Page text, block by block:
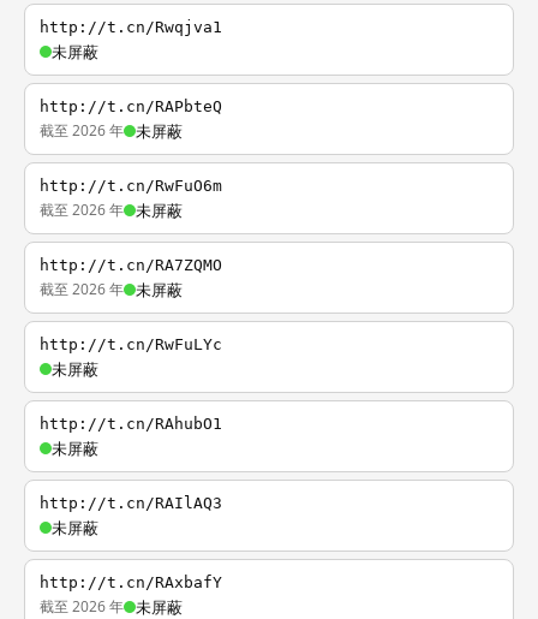
http://t.cn/Rwqjva1
未屏蔽
http://t.cn/RAPbteQ
截至 2026 年 未屏蔽
http://t.cn/RwFuO6m
截至 2026 年 未屏蔽
http://t.cn/RA7ZQMO
截至 2026 年 未屏蔽
http://t.cn/RwFuLYc
未屏蔽
http://t.cn/RAhubO1
未屏蔽
http://t.cn/RAIlAQ3
未屏蔽
http://t.cn/RAxbafY
截至 2026 年 未屏蔽